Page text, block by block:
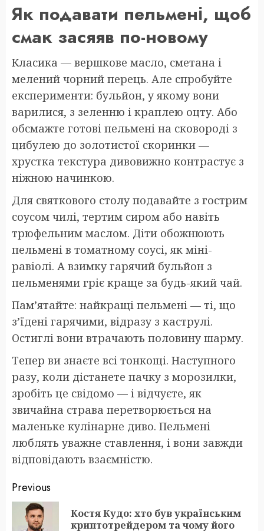
Як подавати пельмені, щоб
смак засяяв по-новому
Класика — вершкове масло, сметана і
мелений чорний перець. Але спробуйте
експерименти: бульйон, у якому вони
варилися, з зеленню і краплею оцту. Або
обсмажте готові пельмені на сковороді з
цибулею до золотистої скоринки —
хрустка текстура дивовижно контрастує з
ніжною начинкою.
Для святкового столу подавайте з гострим
соусом чилі, тертим сиром або навіть
трюфельним маслом. Діти обожнюють
пельмені в томатному соусі, як міні-
равіолі. А взимку гарячий бульйон з
пельменями гріє краще за будь-який чай.
Пам’ятайте: найкращі пельмені — ті, що
з’їдені гарячими, відразу з каструлі.
Остиглі вони втрачають половину шарму.
Тепер ви знаєте всі тонкощі. Наступного
разу, коли дістанете пачку з морозилки,
зробіть це свідомо — і відчуєте, як
звичайна страва перетворюється на
маленьке кулінарне диво. Пельмені
люблять уважне ставлення, і вони завжди
відповідають взаємністю.
Post
navigation
Previous
Костя Кудо: хто був українським
криптотрейдером та чому його